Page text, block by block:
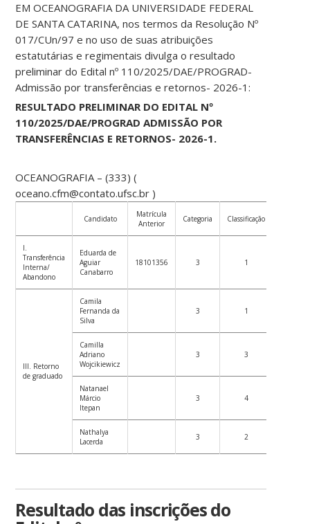
EM OCEANOGRAFIA DA UNIVERSIDADE FEDERAL
DE SANTA CATARINA, nos termos da Resolução Nº
017/CUn/97 e no uso de suas atribuições
estatutárias e regimentais divulga o resultado
preliminar do Edital nº 110/2025/DAE/PROGRAD-
Admissão por transferências e retornos- 2026-1:
RESULTADO PRELIMINAR DO EDITAL Nº
110/2025/DAE/PROGRADADMISSÃO POR
TRANSFERÊNCIAS E RETORNOS- 2026-1.
OCEANOGRAFIA – (333) (
oceano.cfm@contato.ufsc.br )
Candidato
Matrícula
Anterior
Categoria Classificação
I.
Transferência
Interna/
Abandono
Eduarda de
Aguiar
Canabarro
18101356 3 1
III. Retorno
de graduado
Camila
Fernanda da
Silva
3 1
Camilla
Adriano
Wojcikiewicz
3 3
Natanael
Márcio
Itepan
3 4
Nathalya
Lacerda
3 2
Resultado das inscrições do